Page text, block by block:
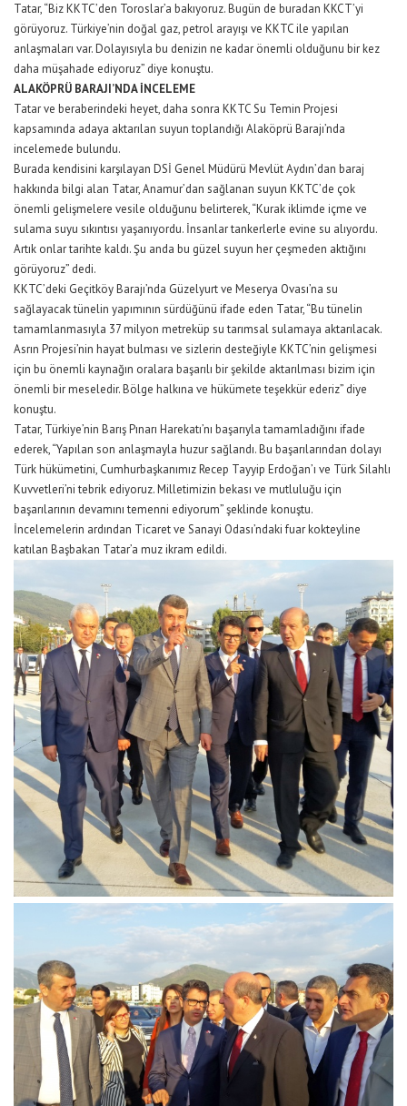
Tatar, “Biz KKTC’den Toroslar’a bakıyoruz. Bugün de buradan KKCT’yi
görüyoruz. Türkiye’nin doğal gaz, petrol arayışı ve KKTC ile yapılan
anlaşmaları var. Dolayısıyla bu denizin ne kadar önemli olduğunu bir kez
daha müşahade ediyoruz” diye konuştu.
ALAKÖPRÜ BARAJI’NDA İNCELEME
Tatar ve beraberindeki heyet, daha sonra KKTC Su Temin Projesi
kapsamında adaya aktarılan suyun toplandığı Alaköprü Barajı’nda
incelemede bulundu.
Burada kendisini karşılayan DSİ Genel Müdürü Mevlüt Aydın’dan baraj
hakkında bilgi alan Tatar, Anamur’dan sağlanan suyun KKTC’de çok
önemli gelişmelere vesile olduğunu belirterek, “Kurak iklimde içme ve
sulama suyu sıkıntısı yaşanıyordu. İnsanlar tankerlerle evine su alıyordu.
Artık onlar tarihte kaldı. Şu anda bu güzel suyun her çeşmeden aktığını
görüyoruz” dedi.
KKTC’deki Geçitköy Barajı’nda Güzelyurt ve Meserya Ovası’na su
sağlayacak tünelin yapımının sürdüğünü ifade eden Tatar, “Bu tünelin
tamamlanmasıyla 37 milyon metreküp su tarımsal sulamaya aktarılacak.
Asrın Projesi’nin hayat bulması ve sizlerin desteğiyle KKTC’nin gelişmesi
için bu önemli kaynağın oralara başarılı bir şekilde aktarılması bizim için
önemli bir meseledir. Bölge halkına ve hükümete teşekkür ederiz” diye
konuştu.
Tatar, Türkiye’nin Barış Pınarı Harekatı’nı başarıyla tamamladığını ifade
ederek, “Yapılan son anlaşmayla huzur sağlandı. Bu başarılarından dolayı
Türk hükümetini, Cumhurbaşkanımız Recep Tayyip Erdoğan’ı ve Türk Silahlı
Kuvvetleri’ni tebrik ediyoruz. Milletimizin bekası ve mutluluğu için
başarılarının devamını temenni ediyorum” şeklinde konuştu.
İncelemelerin ardından Ticaret ve Sanayi Odası’ndaki fuar kokteyline
katılan Başbakan Tatar’a muz ikram edildi.